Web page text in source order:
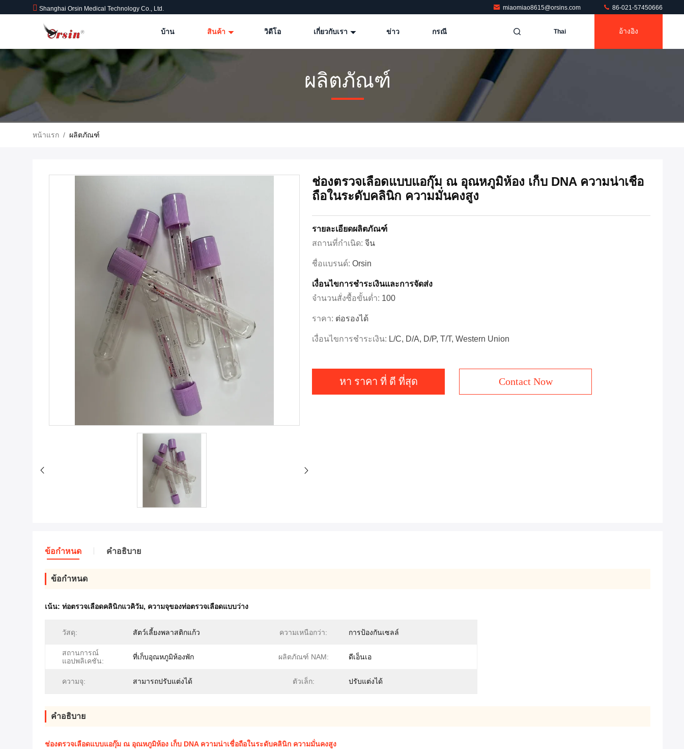
Shanghai Orsin Medical Technology Co., Ltd. miaomiao8615@orsins.com 86-021-57450666
บ้าน สินค้า วิดีโอ เกี่ยวกับเรา ข่าว กรณี Thai อ้างอิง
ผลิตภัณฑ์
หน้าแรก / ผลิตภัณฑ์
ช่องตรวจเลือดแบบแอกุ๊ม ณ อุณหภูมิห้อง เก็บ DNA ความน่าเชื่อ
ถือในระดับคลินิก ความมั่นคงสูง
รายละเอียดผลิตภัณฑ์
สถานที่กำเนิด: จีน
ชื่อแบรนด์: Orsin
เงื่อนไขการชำระเงินและการจัดส่ง
จำนวนสั่งซื้อขั้นต่ำ: 100
ราคา: ต่อรองได้
เงื่อนไขการชำระเงิน: L/C, D/A, D/P, T/T, Western Union
หา ราคา ที่ ดี ที่สุด Contact Now
ข้อกำหนด คำอธิบาย
ข้อกำหนด
เน้น: ท่อตรวจเลือดคลินิกแวคิวัม, ความจุของท่อตรวจเลือดแบบว่าง
วัสดุ: สัตว์เลี้ยงพลาสติกแก้ว ความเหนือกว่า: การป้องกันเซลล์
สถานการณ์
แอปพลิเคชัน:
ที่เก็บอุณหภูมิห้องพัก ผลิตภัณฑ์ NAM: ดีเอ็นเอ
ความจุ: สามารถปรับแต่งได้ ตัวเล็ก: ปรับแต่งได้
คำอธิบาย
ช่องตรวจเลือดแบบแอกุ๊ม ณ อุณหภูมิห้อง เก็บ DNA ความน่าเชื่อถือในระดับคลินิก ความมั่นคงสูง